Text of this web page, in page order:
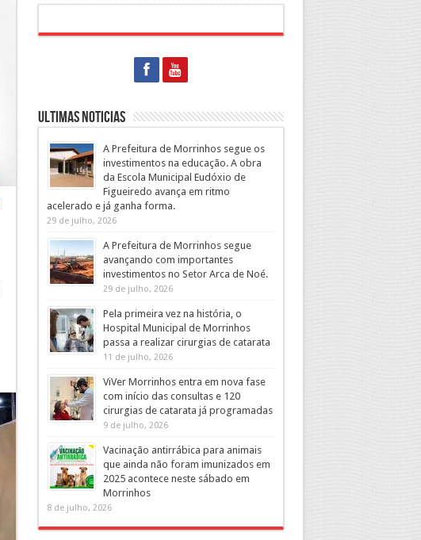
Ultimas Noticias
A Prefeitura de Morrinhos segue os
investimentos na educação. A obra
da Escola Municipal Eudóxio de
Figueiredo avança em ritmo
acelerado e já ganha forma.
29 de julho, 2026
A Prefeitura de Morrinhos segue
avançando com importantes
investimentos no Setor Arca de Noé.
29 de julho, 2026
Pela primeira vez na história, o
Hospital Municipal de Morrinhos
passa a realizar cirurgias de catarata
11 de julho, 2026
ViVer Morrinhos entra em nova fase
com início das consultas e 120
cirurgias de catarata já programadas
9 de julho, 2026
Vacinação antirrábica para animais
que ainda não foram imunizados em
2025 acontece neste sábado em
Morrinhos
8 de julho, 2026